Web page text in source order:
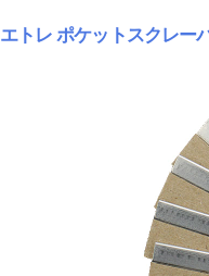
エトレ ポケットスクレー